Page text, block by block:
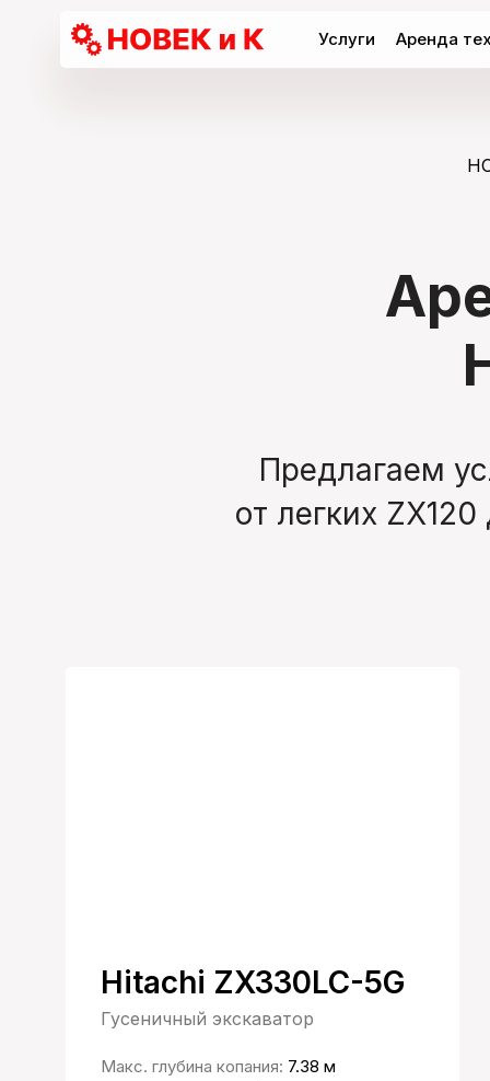
Услуги Аренда
Предлагаем
от легких
Hitachi ZX330LC-5G
Гусеничный экскаватор
Макс. глубина копания: 7.38 м